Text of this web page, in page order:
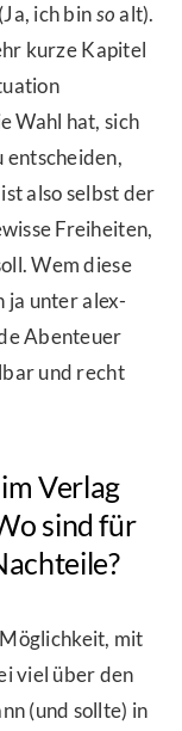
ich binsoalt).
kurze Kapitel
Wahl hat, sich
entscheiden,
also selbst der
Freiheiten,
Wem diese
ja unter alex-
Abenteuer
und recht
Verlag
sind für
mit
viel über den
(und sollte) in